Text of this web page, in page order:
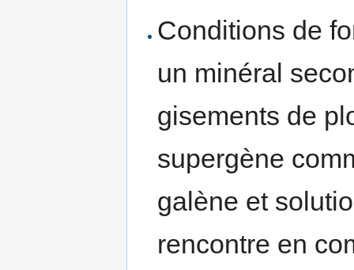
Conditions de
un minéral
gisements de
supergène
galène et
rencontre en